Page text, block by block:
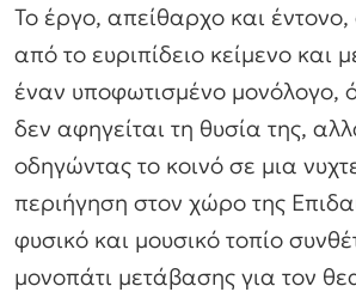
Το έργο, απείθαρχο και
από το ευριπίδειο κείμενο και
έναν υποφωτισμένο μονόλογο,
δεν αφηγείται τη θυσία της,
οδηγώντας το κοινό σε μια
περιήγηση στον χώρο της
φυσικό και μουσικό τοπίο
μονοπάτι μετάβασης για τον